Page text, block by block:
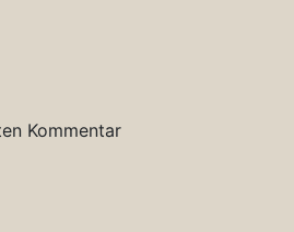
Kommentar